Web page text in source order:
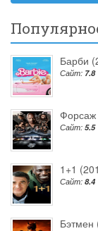
Барби
Сайт: 7.8
Форсаж
Сайт: 5.5
1+1
Сайт: 8.4
Бэтмен